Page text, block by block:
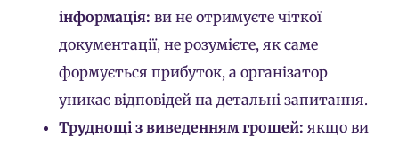
інформація: ви не отримуєте чіткої
документації, не розумієте, як саме
формується прибуток, а організатор
уникає відповідей на детальні запитання.
Труднощі з виведенням грошей: якщо ви